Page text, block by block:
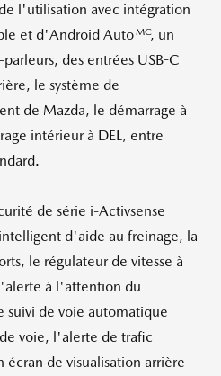
l'utilisation avec intégration
et d'Android AutoMC, un
des entrées USB-C
le système de
de Mazda, le démarrage à
intérieur à DEL, entre
de série i-Activsense
d'aide au freinage, la
le régulateur de vitesse à
à l'attention du
suivi de voie automatique
voie, l'alerte de trafic
écran de visualisation arrière